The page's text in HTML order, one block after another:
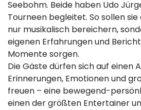
Seebohm. Beide haben Udo
Tourneen begleitet. So sollen
nur musikalisch bereichern,
eigenen Erfahrungen und
Momente sorgen.
Die Gäste dürfen sich auf einen
Erinnerungen, Emotionen und
freuen – eine bewegend-
einen der größten Entertainer